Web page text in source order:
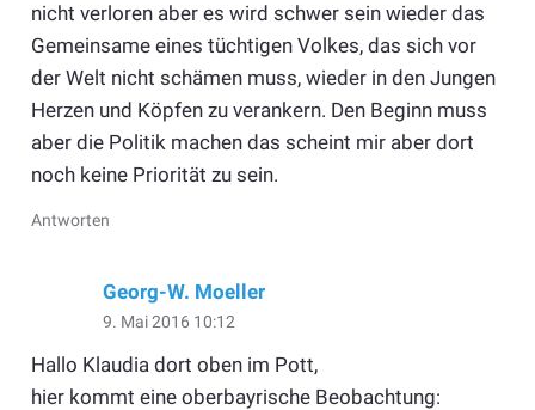
nicht verloren aber es wird schwer sein wieder das
Gemeinsame eines tüchtigen Volkes, das sich vor
der Welt nicht schämen muss, wieder in den Jungen
Herzen und Köpfen zu verankern. Den Beginn muss
aber die Politik machen das scheint mir aber dort
noch keine Priorität zu sein.
Antworten
Georg-W. Moeller
9. Mai 2016 10:12
Hallo Klaudia dort oben im Pott,
hier kommt eine oberbayrische Beobachtung: